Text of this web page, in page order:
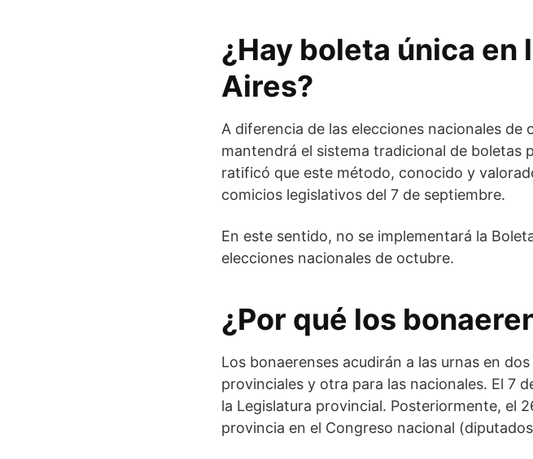
¿Hay boleta única en
Aires?
A diferencia de las elecciones nacionales
mantendrá el sistema tradicional de boletas
ratificó que este método, conocido y
comicios legislativos del 7 de septiembre.
En este sentido, no se implementará la
elecciones nacionales de octubre.
¿Por qué los
Los bonaerenses acudirán a las urnas en
provinciales y otra para las nacionales. El 7
la Legislatura provincial. Posteriormente, el
provincia en el Congreso nacional